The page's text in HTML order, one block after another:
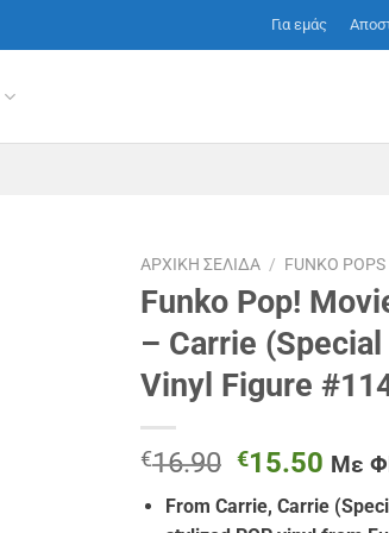
Για εμάς
ΑΡΧΙΚΉ ΣΕΛΊΔΑ / FUNKO POPS
Funko Pop!
– Carrie
Vinyl Figure
€16.90 Original
price
was:
€15.50 Η
τιμή
Με
From Carrie, Carrie